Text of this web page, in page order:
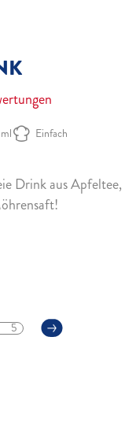
Einfach
Drink aus Apfeltee,
5